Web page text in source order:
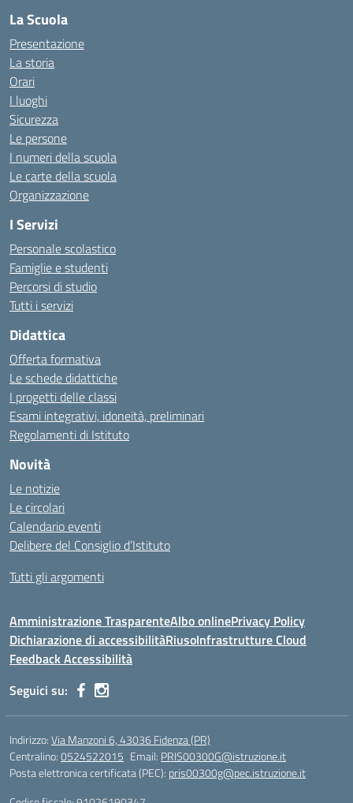
La Scuola
Presentazione
La storia
Orari
I luoghi
Sicurezza
Le persone
I numeri della scuola
Le carte della scuola
Organizzazione
I Servizi
Personale scolastico
Famiglie e studenti
Percorsi di studio
Tutti i servizi
Didattica
Offerta formativa
Le schede didattiche
I progetti delle classi
Esami integrativi, idoneità, preliminari
Regolamenti di Istituto
Novità
Le notizie
Le circolari
Calendario eventi
Delibere del Consiglio d’Istituto
Tutti gli argomenti
Amministrazione TrasparenteAlbo onlinePrivacy Policy
Dichiarazione di accessibilitàRiusoInfrastrutture Cloud
Feedback Accessibilità
Seguici su:
Indirizzo:Via Manzoni 6, 43036 Fidenza (PR)
Centralino:0524522015 Email: PRIS00300G@istruzione.it
Posta elettronica certificata (PEC): pris00300g@pec.istruzione.it